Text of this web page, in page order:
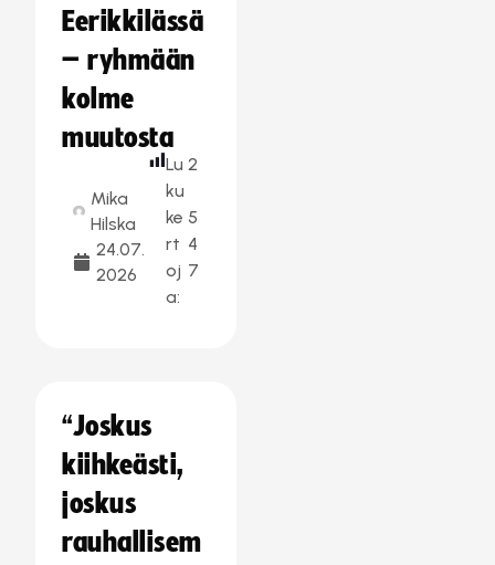
Eerikkilässä
– ryhmään
kolme
muutosta
Mika
Hilska
24.07.
2026
Lu
ku
ke
rt
oj
a:
2
5
4
7
“Joskus
kiihkeästi,
joskus
rauhallisem